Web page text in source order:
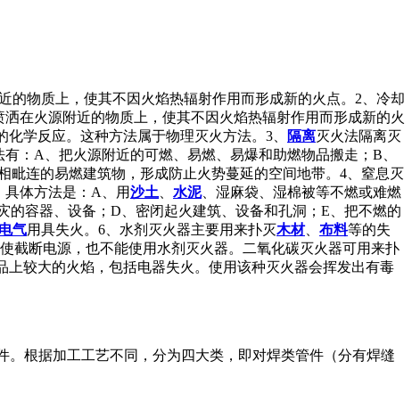
物质上，使其不因火焰热辐射作用而形成新的火点。2、冷却
在火源附近的物质上，使其不因火焰热辐射作用而形成新的火
学反应。这种方法属于物理灭火方法。3、
隔离灭火法隔离灭
：A、把火源附近的可燃、易燃、易爆和助燃物品搬走；B、
毗连的易燃建筑物，形成防止火势蔓延的空间地带。4、窒息灭
体方法是：A、用沙土 水泥、湿麻袋、湿棉被等不燃或难燃
容器、设备；D、密闭起火建筑、设备和孔洞；E、把不燃的
电气用具失火。6、水剂灭火器主要用来扑灭木材、 布料等的失
截断电源，也不能使用水剂灭火器。二氧化碳灭火器可用来扑
较大的火焰，包括电器失火。使用该种灭火器会挥发出有毒
根据加工工艺不同，分为四大类，即对焊类管件（分有焊缝